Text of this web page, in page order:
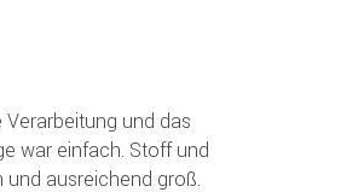
Verarbeitung und das
war einfach. Stoff und
ausreichend groß.